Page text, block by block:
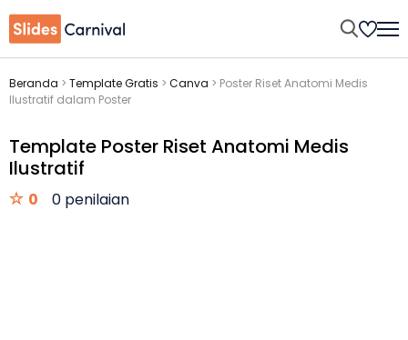
Beranda > Template Gratis > Canva > Poster Riset Anatomi Medis
Ilustratif dalam Poster
Template Poster Riset Anatomi Medis
Ilustratif
0 0 penilaian